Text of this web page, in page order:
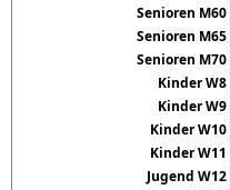
Senioren M60
Senioren M65
Senioren M70
Kinder W8
Kinder W9
Kinder W10
Kinder W11
Jugend W12